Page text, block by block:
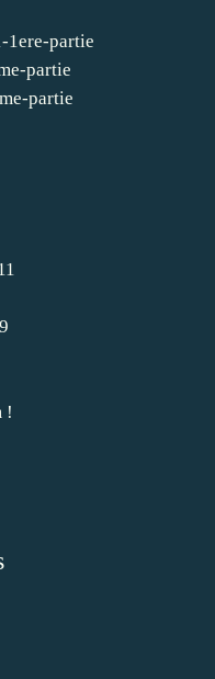
1ere-partie
partie
partie
!